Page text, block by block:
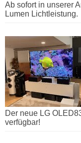
Ab sofort in unserer
Lumen Lichtleistung.
Der neue LG
verfügbar!